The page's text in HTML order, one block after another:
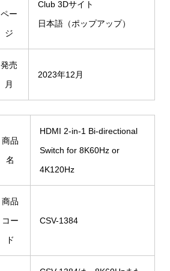
ペー
ジ
Club 3Dサイト
日本語（ポップアップ）
発売
月
2023年12月
商品
名
HDMI 2-in-1 Bi-directional
Switch for 8K60Hz or
4K120Hz
商品
コー
ド
CSV-1384